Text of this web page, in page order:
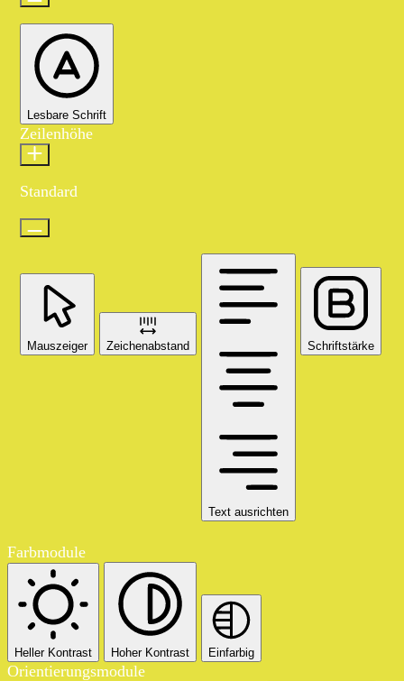
Lesbare Schrift
Zeilenhöhe
Standard
Mauszeiger Zeichenabstand
Text ausrichten
Schriftstärke
Farbmodule
Heller Kontrast Hoher Kontrast Einfarbig
Orientierungsmodule